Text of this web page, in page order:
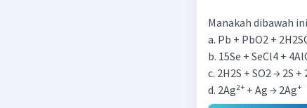
Manakah dibawah
a. Pb + PbO2 +
b. 15Se + SeCl4 +
c. 2H2S + SO2 → 2S +
d. 2Ag²⁺ + Ag → 2Ag⁺